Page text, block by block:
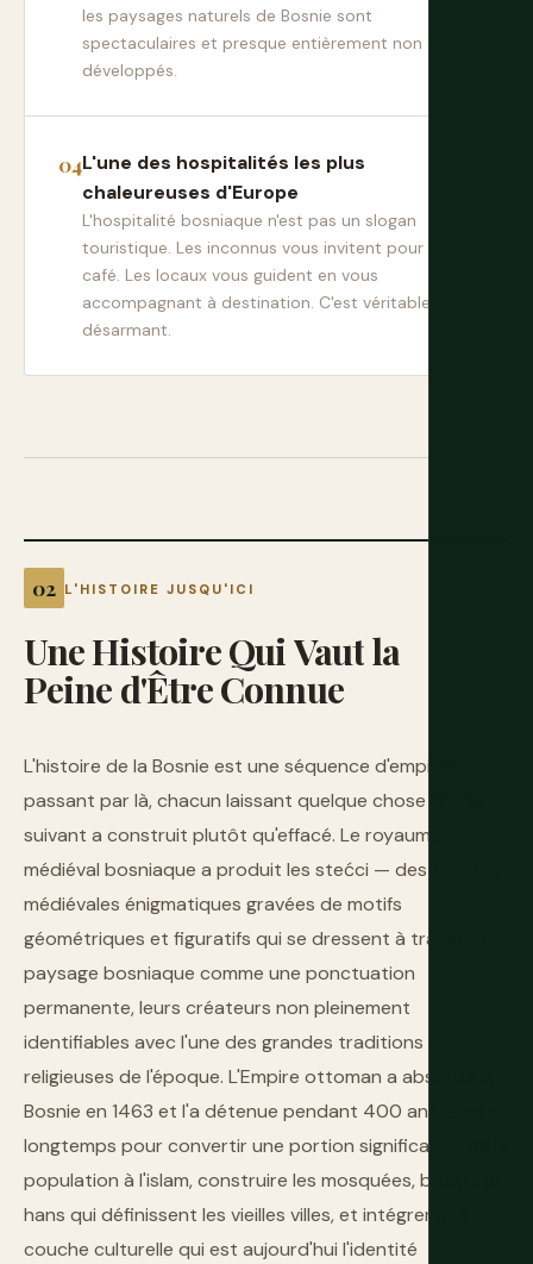
les paysages naturels de Bosnie sont
spectaculaires et presque entièrement non
développés.
L'une des hospitalités les plus
chaleureuses d'Europe
L'hospitalité bosniaque n'est pas un slogan
touristique. Les inconnus vous invitent pour un
café. Les locaux vous guident en vous
accompagnant à destination. C'est véritablement
désarmant.
L'HISTOIRE JUSQU'ICI
UneHistoireQuiVautla
Peined'ÊtreConnue
L'histoire de la Bosnie est une séquence d'empires
passant par là, chacun laissant quelque chose que le
suivant a construit plutôt qu'effacé. Le royaume
médiéval bosniaque a produit les stećci — des tombes
médiévales énigmatiques gravées de motifs
géométriques et figuratifs qui se dressent à travers le
paysage bosniaque comme une ponctuation
permanente, leurs créateurs non pleinement
identifiables avec l'une des grandes traditions
religieuses de l'époque. L'Empire ottoman a absorbé la
Bosnie en 1463 et l'a détenue pendant 400 ans, assez
longtemps pour convertir une portion significative de la
population à l'islam, construire les mosquées, bazars et
hans qui définissent les vieilles villes, et intégrer une
couche culturelle qui est aujourd'hui l'identité